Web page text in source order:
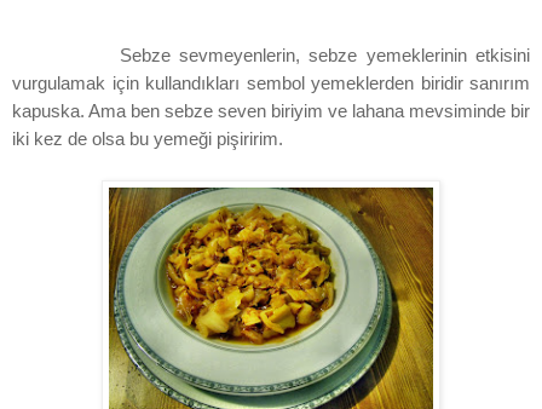
Sebze sevmeyenlerin, sebze yemeklerinin etkisini
vurgulamak için kullandıkları sembol yemeklerden biridir sanırım
kapuska. Ama ben sebze seven biriyim ve lahana mevsiminde bir
iki kez de olsa bu yemeği pişiririm.